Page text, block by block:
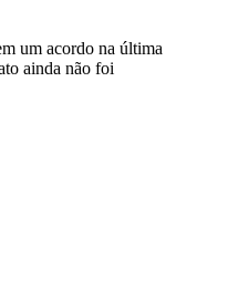
um acordo na última
ainda não foi